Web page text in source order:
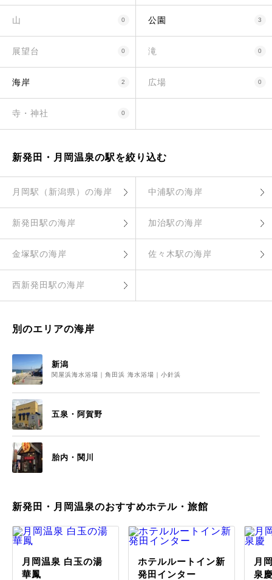
山 0 公園 3
展望台 0 滝 0
海岸 2 広場 0
寺・神社 0
新発田・月岡温泉の駅を絞り込む
月岡駅（新潟県）の海岸 中浦駅の海岸
新発田駅の海岸 加治駅の海岸
金塚駅の海岸 佐々木駅の海岸
西新発田駅の海岸
別のエリアの海岸
新潟
関屋浜海水浴場｜角田浜 海水浴場｜小針浜
五泉・阿賀野
胎内・関川
新発田・月岡温泉のおすすめホテル・旅館
月岡温泉 白玉の湯
華鳳
ホテルルートイン新
発田インター
月
泉